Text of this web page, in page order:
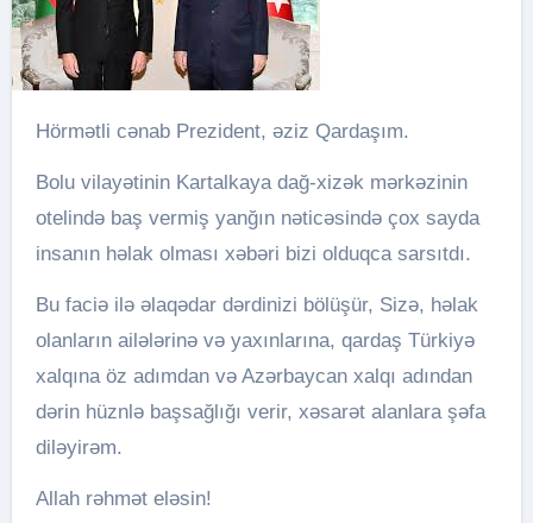
Hörmətli cənab Prezident, əziz Qardaşım.
Bolu vilayətinin Kartalkaya dağ-xizək mərkəzinin
otelində baş vermiş yanğın nəticəsində çox sayda
insanın həlak olması xəbəri bizi olduqca sarsıtdı.
Bu faciə ilə əlaqədar dərdinizi bölüşür, Sizə, həlak
olanların ailələrinə və yaxınlarına, qardaş Türkiyə
xalqına öz adımdan və Azərbaycan xalqı adından
dərin hüznlə başsağlığı verir, xəsarət alanlara şəfa
diləyirəm.
Allah rəhmət eləsin!